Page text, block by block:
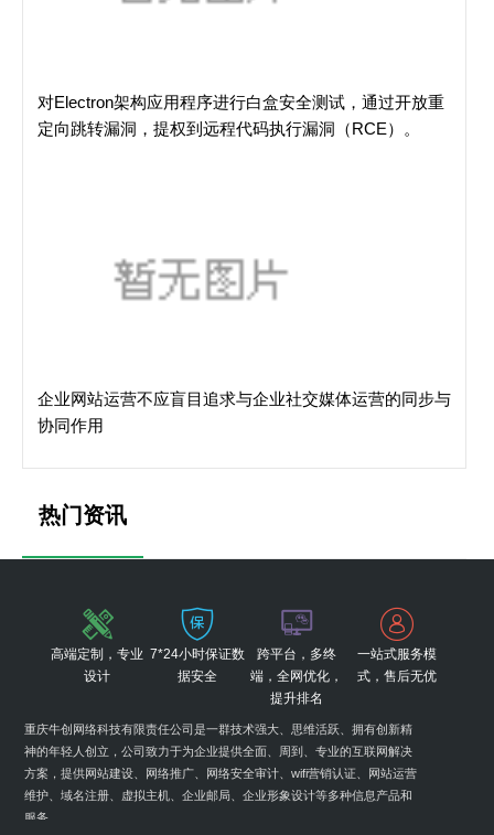
对Electron架构应用程序进行白盒安全测试，通过开放重
定向跳转漏洞，提权到远程代码执行漏洞（RCE）。
企业网站运营不应盲目追求与企业社交媒体运营的同步与
协同作用
热门资讯
高端定制，专业
设计
7*24小时保证数
据安全
跨平台，多终
端，全网优化，
提升排名
一站式服务模
式，售后无优
重庆牛创网络科技有限责任公司是一群技术强大、思维活跃、拥有创新精
神的年轻人创立，公司致力于为企业提供全面、周到、专业的互联网解决
方案，提供网站建设、网络推广、网络安全审计、wifi营销认证、网站运营
维护、域名注册、虚拟主机、企业邮局、企业形象设计等多种信息产品和
服务。